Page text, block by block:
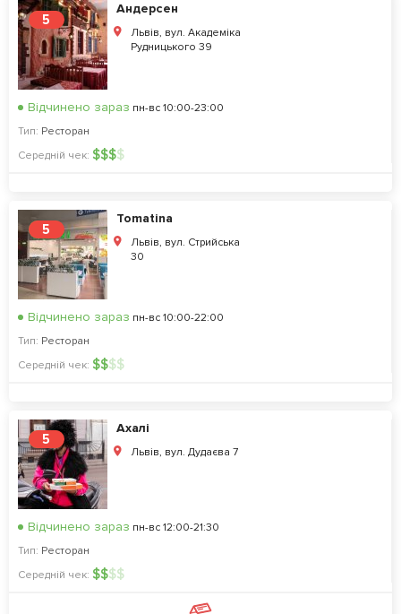
5
Андерсен
Львів, вул. Академіка
Рудницького 39
Відчинено зараз пн-вс 10:00-23:00
Тип: Ресторан
Середній чек: $$$$
5
Tomatina
Львів, вул. Стрийська
30
Відчинено зараз пн-вс 10:00-22:00
Тип: Ресторан
Середній чек: $$$$
5
Ахалі
Львів, вул. Дудаєва 7
Відчинено зараз пн-вс 12:00-21:30
Тип: Ресторан
Середній чек: $$$$